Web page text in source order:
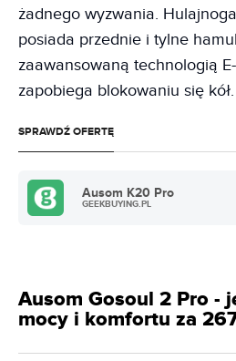
żadnego wyzwania.
posiada przednie i tylne
zaawansowaną technologią
zapobiega blokowaniu się kół.
SPRAWDŹ OFERTĘ
Ausom K20 Pro
GEEKBUYING.PL
Ausom Gosoul 2 Pro -
mocy i komfortu za